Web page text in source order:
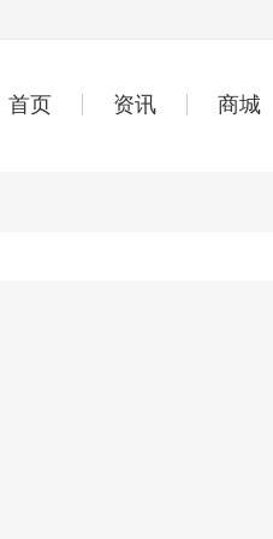
首页 资讯 商城